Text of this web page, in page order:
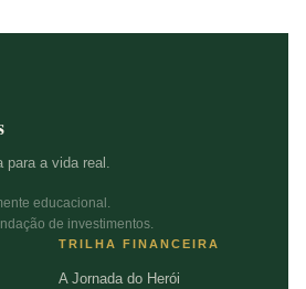
para a vida real.
educacional.
de investimentos.
TRILHA FINANCEIRA
A Jornada do Herói